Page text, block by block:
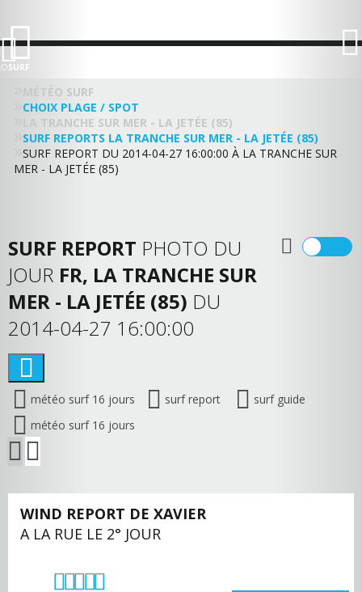
SURF
MÉTÉO SURF
CHOIX PLAGE / SPOT
LA TRANCHE SUR MER - LA JETÉE (85)
SURF REPORTS LA TRANCHE SUR MER - LA JETÉE (85)
SURF REPORT DU 2014-04-27 16:00:00 À LA TRANCHE SUR
MER - LA JETÉE (85)
SURF REPORT PHOTO DU
JOUR FR, LA TRANCHE SUR
MER - LA JETÉE (85) DU
2014-04-27 16:00:00
météo surf 16 jours surf report
surf guide
météo surf 16 jours
WIND REPORT DE XAVIER
A LA RUE LE 2° JOUR